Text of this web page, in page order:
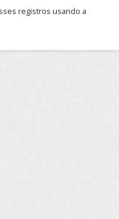
registros usando a